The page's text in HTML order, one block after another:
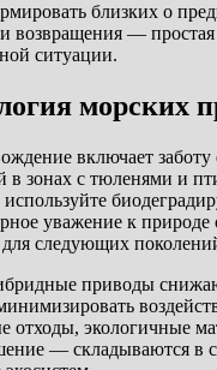
близких о
возвращения — простая
ситуации.
морских
включает заботу
в зонах с тюленями и
используйте
уважение к природе
следующих
приводы
экологичные
— складываются в